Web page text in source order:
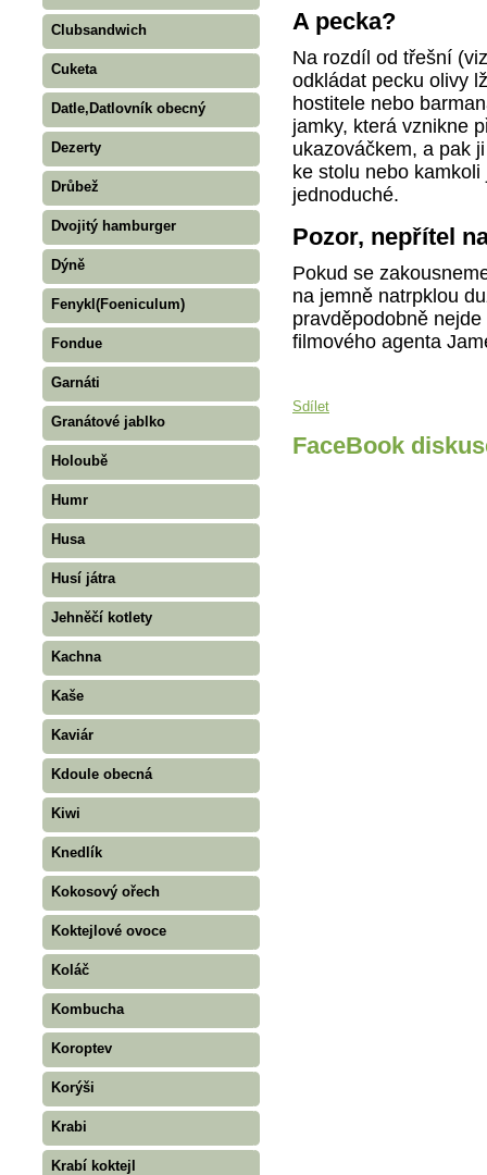
Clubsandwich
Cuketa
Datle,Datlovník obecný
Dezerty
Drůbež
Dvojitý hamburger
Dýně
Fenykl(Foeniculum)
Fondue
Garnáti
Granátové jablko
Holoubě
Humr
Husa
Husí játra
Jehněčí kotlety
Kachna
Kaše
Kaviár
Kdoule obecná
Kiwi
Knedlík
Kokosový ořech
Koktejlové ovoce
Koláč
Kombucha
Koroptev
Korýši
Krabi
Krabí koktejl
A pecka?
Na rozdíl od třešní
odkládat pecku olivy
hostitele nebo
jamky, která vznikne
ukazováčkem, a pak
ke stolu nebo
jednoduché.
Pozor, nepřítel
Pokud se
na jemně natrpklou
pravděpodobně
filmového agenta
Sdílet
FaceBook